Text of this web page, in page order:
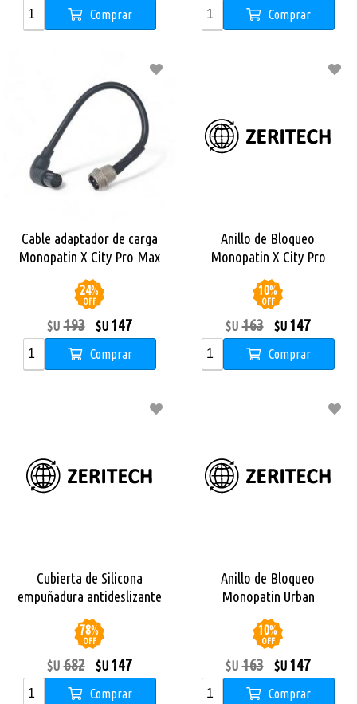
Comprar Comprar
Cable adaptador de carga
Monopatin X City Pro Max
24%
OFF
$U 193 $U 147
Comprar
Anillo de Bloqueo
Monopatin X City Pro
10%
OFF
$U 163 $U 147
Comprar
Cubierta de Silicona
empuñadura antideslizante
Monopatín X City Pro
78%
OFF
$U 682 $U 147
Comprar
Anillo de Bloqueo
Monopatin Urban
10%
OFF
$U 163 $U 147
Comprar